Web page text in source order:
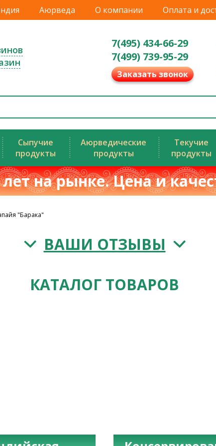
Аюрведа О компании Оплата и
7(495) 434-66-29
7(499) 739-95-29
Заказать звонок
Сыпучие
продукты
Аюрведические
продукты
Текучие
продукты
на рынке. Цена и
"Барака"
ВАШИ ОТЗЫВЫ
КАТАЛОГ ТОВАРОВ